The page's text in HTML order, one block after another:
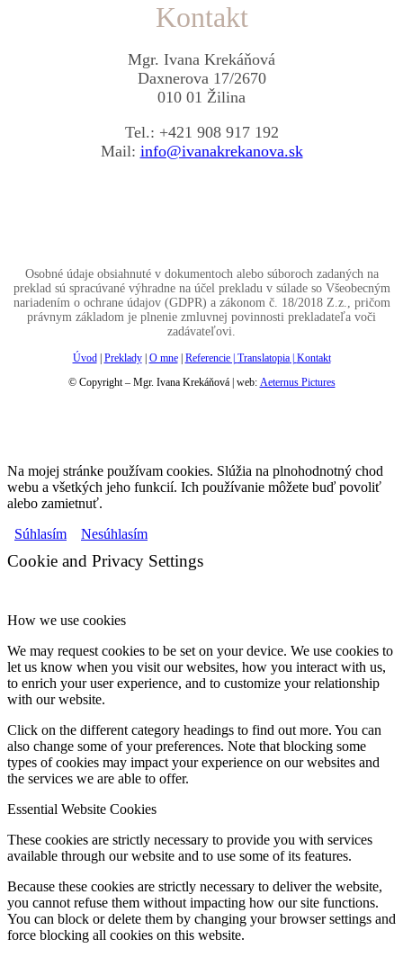
Kontakt
Mgr. Ivana Krekáňová
Daxnerova 17/2670
010 01 Žilina
Tel.: +421 908 917 192
Mail: info@ivanakrekanova.sk
Osobné údaje obsiahnuté v dokumentoch alebo súboroch zadaných na
preklad sú spracúvané výhradne na účel prekladu v súlade so Všeobecným
nariadením o ochrane údajov (GDPR) a zákonom č. 18/2018 Z.z., pričom
právnym základom je plnenie zmluvnej povinnosti prekladateľa voči
zadávateľovi.
Úvod| Preklady| O mne| Referencie | Translatopia| Kontakt
© Copyright – Mgr. Ivana Krekáňová | web: Aeternus Pictures
Na mojej stránke používam cookies. Slúžia na plnohodnotný chod
webu a všetkých jeho funkcií. Ich používanie môžete buď povoliť
alebo zamietnuť.
Súhlasím
Nesúhlasím
Cookie and Privacy Settings
How we use cookies
We may request cookies to be set on your device. We use cookies to
let us know when you visit our websites, how you interact with us,
to enrich your user experience, and to customize your relationship
with our website.
Click on the different category headings to find out more. You can
also change some of your preferences. Note that blocking some
types of cookies may impact your experience on our websites and
the services we are able to offer.
Essential Website Cookies
These cookies are strictly necessary to provide you with services
available through our website and to use some of its features.
Because these cookies are strictly necessary to deliver the website,
you cannot refuse them without impacting how our site functions.
You can block or delete them by changing your browser settings and
force blocking all cookies on this website.